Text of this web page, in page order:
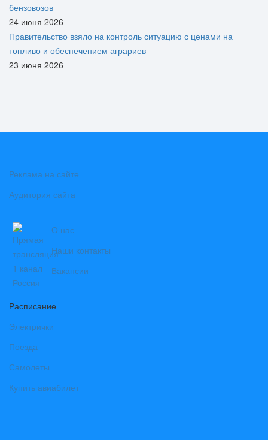
бензовозов
24 июня 2026
Правительство взяло на контроль ситуацию с ценами на
топливо и обеспечением аграриев
23 июня 2026
Реклама на сайте
Аудитория сайта
О нас
Наши контакты
Вакансии
Расписание
Электрички
Поезда
Самолеты
Купить авиабилет